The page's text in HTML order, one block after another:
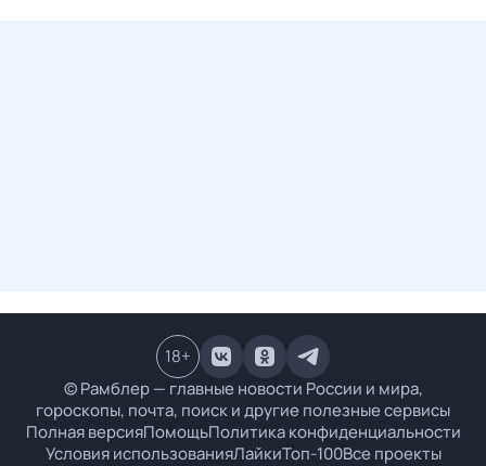
© Рамблер — главные новости России и мира,
гороскопы, почта, поиск и другие полезные сервисы
Полная версияПомощьПолитика конфиденциальности
Условия использованияЛайкиТоп-100Все проекты
18+